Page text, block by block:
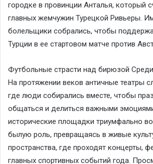
городке в провинции Анталья, который
главных жемчужин Турецкой Ривьеры.
болельщики собрались, чтобы
Турции в ее стартовом матче против
Футбольные страсти над бирюзой
На протяжении веков античные театры
где люди собирались вместе, чтобы
общаться и делиться важными
исторические площадки триумфально
былую роль, превращаясь в живые
пространства, где проходят концерты,
главных спортивных событий года.